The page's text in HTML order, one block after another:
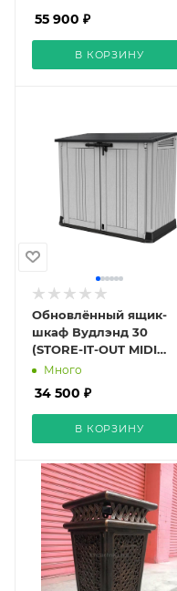
55 900 ₽
В КОРЗИНУ
Обновлённый ящик-
шкаф Вудлэнд 30
(STORE-IT-OUT MIDI
UPGRADED) 845 л,
Много
34 500 ₽
В КОРЗИНУ